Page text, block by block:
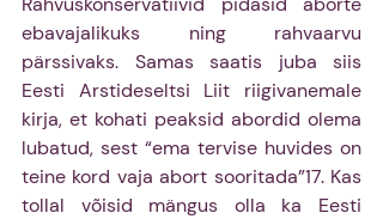
ebavajalikuks ning rahvaarvu
pärssivaks. Samas saatis juba siis
Eesti Arstideseltsi Liit riigivanemale
kirja, et kohati peaksid abordid olema
lubatud, sest “ema tervise huvides on
teine kord vaja abort sooritada”17. Kas
tollal võisid mängus olla ka Eesti